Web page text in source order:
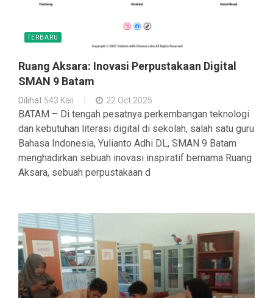
TERBARU
Ruang Aksara: Inovasi Perpustakaan Digital
SMAN 9 Batam
Dilihat 543 Kali 22 Oct 2025
BATAM – Di tengah pesatnya perkembangan teknologi
dan kebutuhan literasi digital di sekolah, salah satu guru
Bahasa Indonesia, Yulianto Adhi DL, SMAN 9 Batam
menghadirkan sebuah inovasi inspiratif bernama Ruang
Aksara, sebuah perpustakaan d